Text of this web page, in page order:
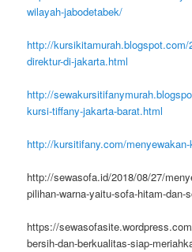
wilayah-jabodetabek/
http://
direktur-di-jakarta.html
http://
kursi-tiffany-jakarta-barat.html
http://kursitifany.com/
http://sewasofa.id/2018/08/27/
pilihan-warna-yaitu-sofa-hitam-dan-
https://
bersih-dan-berkualitas-siap-